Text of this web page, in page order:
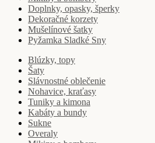
Doplnky, opasky, šperky
Dekoračné korzety
Mušelínové šatky
Pyžamka Sladké Sny
Blúzky, topy
Šaty
Slávnostné oblečenie
Nohavice, kraťasy
Tuniky a kimona
Kabáty a bundy
Sukne
Overaly